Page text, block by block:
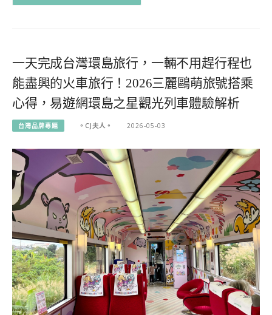
一天完成台灣環島旅行，一輛不用趕行程也
能盡興的火車旅行！2026三麗鷗萌旅號搭乘
心得，易遊網環島之星觀光列車體驗解析
台灣品牌專題 。CJ夫人。 2026-05-03